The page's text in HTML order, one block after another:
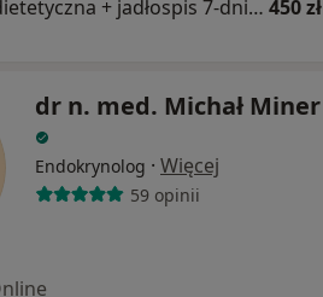
Konsultacja dietetyczna + jadłospis 7-dniowy 450 zł
dr n. med. Michał Miner
Endokrynolog · Więcej
59 opinii